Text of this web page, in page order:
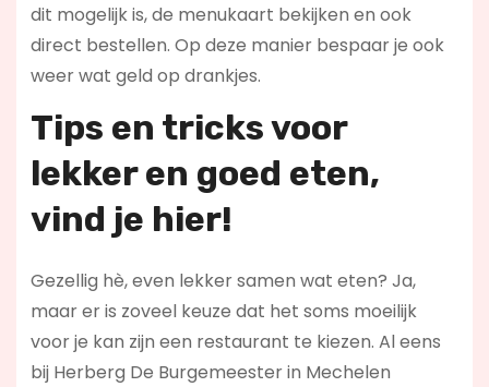
dit mogelijk is, de menukaart bekijken en ook
direct bestellen. Op deze manier bespaar je ook
weer wat geld op drankjes.
Tips en tricks voor
lekker en goed eten,
vind je hier!
Gezellig hè, even lekker samen wat eten? Ja,
maar er is zoveel keuze dat het soms moeilijk
voor je kan zijn een restaurant te kiezen. Al eens
bij Herberg De Burgemeester in Mechelen